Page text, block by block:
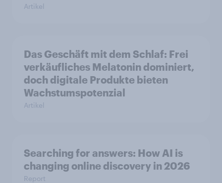
Artikel
Das Geschäft mit dem Schlaf: Frei
verkäufliches Melatonin dominiert,
doch digitale Produkte bieten
Wachstumspotenzial
Artikel
Searching for answers: How AI is
changing online discovery in 2026
Report